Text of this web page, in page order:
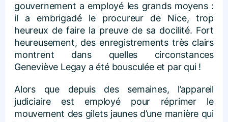
gouvernement a employé les grands moyens :
il a embrigadé le procureur de Nice, trop
heureux de faire la preuve de sa docilité. Fort
heureusement, des enregistrements très clairs
montrent dans quelles circonstances
Geneviève Legay a été bousculée et par qui !
Alors que depuis des semaines, l’appareil
judiciaire est employé pour réprimer le
mouvement des gilets jaunes d’une manière qui